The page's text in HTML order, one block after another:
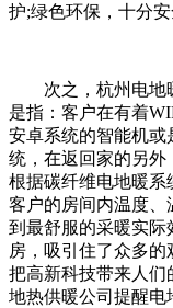
护;绿色环保，十分安
次之，杭州电地暖
是指：客户在有着
安卓系统的智能机或
统，在返回家的另外
根据碳纤维电地暖系
客户的房间内温度、
到最舒服的采暖实际
房，吸引住了众多
把高新科技带来人们
地热供暖公司提醒电